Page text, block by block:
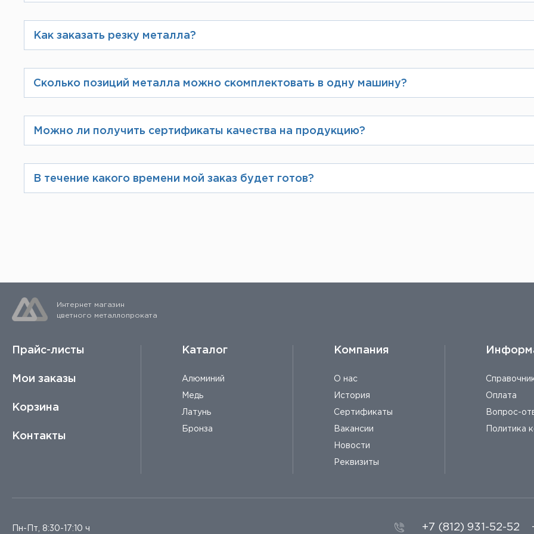
металлопроката. Их список можно посмотреть в разделе«Сертификаты»
Как заказать резку металла?
избежание ошибок Вам предложат в письменном виде указать необходимые
фирменном бланке.
Сколько позиций металла можно скомплектовать в одну машину?
максимально скомплектовать Ваш заказ.
Можно ли получить сертификаты качества на продукцию?
их в электронном виде или распечатывают по требованию клиента и выдают
В течение какого времени мой заказ будет готов?
Интернет магазин
цветного металлопроката
Прайс-листы
Мои заказы
Корзина
Контакты
Каталог
Алюминий
Медь
Латунь
Бронза
Компания
О нас
История
Сертификаты
Вакансии
Новости
Реквизиты
Оплата
Вопрос-
Политика
Пн-Пт, 8:30-17:10 ч +7 (812) 931-52-52